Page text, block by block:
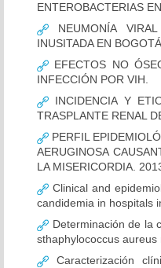
ENTEROBACTERIAS
NEUMONÍA
INUSITADA EN
EFECTOS NO
INFECCIÓN POR VIH.
INCIDENCIA Y
TRASPLANTE RENAL
PERFIL
AERUGINOSA
LA MISERICORDIA.
Clinical and
candidemia in hospitals
Determinación de la
sthaphylococcus
Caracterización